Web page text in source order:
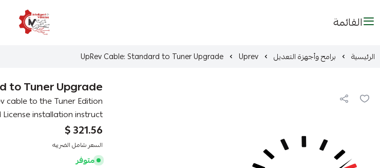
القائمة ذكاء المركبات Intelligent Vehicles
الرئيسية برامح وأجهزة التعديل Uprev
UpRev Cable: Standard to Tuner Upgrade
to Tuner Upgrade
installation instruct...
321.56 $
السعر شامل الضريبه
متوفر